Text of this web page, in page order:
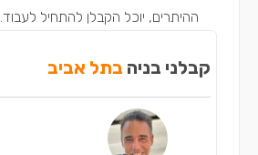
ההיתרים, יוכל הקבלן להתחיל לעבוד.
קבלני בניה בתל אביב